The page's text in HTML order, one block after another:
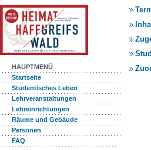
HAUPTMENÜ
Startseite
Studentisches Leben
Lehrveranstaltungen
Lehreinrichtungen
Räume und Gebäude
Personen
FAQ